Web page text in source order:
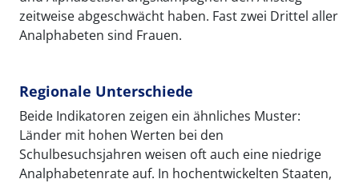
zeitweise abgeschwächt haben. Fast zwei Drittel aller
Analphabeten sind Frauen.
Regionale Unterschiede
Beide Indikatoren zeigen ein ähnliches Muster:
Länder mit hohen Werten bei den
Schulbesuchsjahren weisen oft auch eine niedrige
Analphabetenrate auf. In hochentwickelten Staaten,